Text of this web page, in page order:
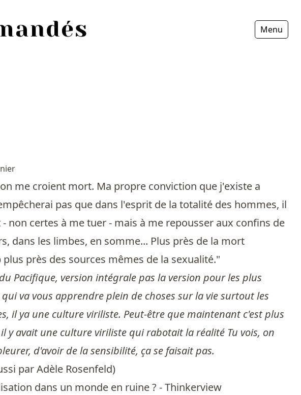
Menu
me croient mort. Ma propre conviction que j'existe a
pas que dans l'esprit de la totalité des hommes, il
non certes à me tuer - mais à me repousser aux confins de
dans les limbes, en somme... Plus près de la mort
près des sources mêmes de la sexualité."
Pacifique, version intégrale pas la version pour les plus
va vous apprendre plein de choses sur la vie surtout les
il ya une culture viriliste. Peut-être que maintenant c'est plus
y avait une culture viriliste qui rabotait la réalité Tu vois, on
d'avoir de la sensibilité, ça se faisait pas.
parAdèle Rosenfeld)
dans un monde en ruine ? - Thinkerview